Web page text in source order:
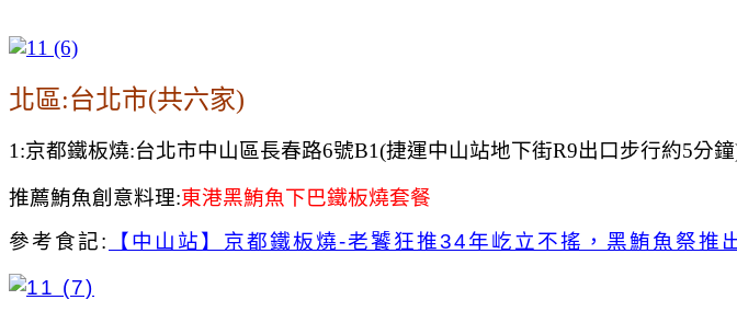
北區:台北市(共六家)
1:京都鐵板燒:台北市中山區長春路6號B1(捷運中山站地下街R9出口步行約5分鐘
推薦鮪魚創意料理:東港黑鮪魚下巴鐵板燒套餐
參考食記:
【中山站】京都鐵板燒-老饕狂推34年屹立不搖，黑鮪魚祭推